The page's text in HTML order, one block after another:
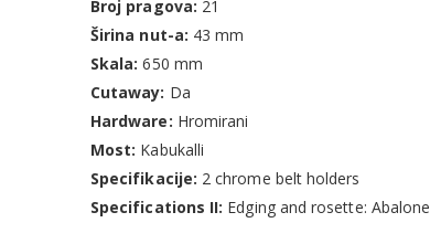
Broj pragova: 21
Širina nut-a: 43 mm
Skala: 650 mm
Cutaway: Da
Hardware: Hromirani
Most: Kabukalli
Specifikacije: 2 chrome belt holders
Specifications II: Edging and rosette: Abalone